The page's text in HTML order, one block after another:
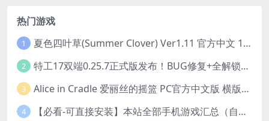
热门游戏
1 夏色四叶草(Summer Clover) Ver1.11 官方中文 1+4.35G 全CG 有CV 百度盘版本
2 特工17双端0.25.7正式版发布！BUG修复+全解锁存档+赞助码合集（安卓/PC/中文/动态）
3 Alice in Cradle 爱丽丝的摇篮 PC官方中文版 横版动作ACT 手绘幻想风 v0.29g 完整体验版
4 【必看-可直接安装】本站全部手机游戏汇总（自带修改器MOD）